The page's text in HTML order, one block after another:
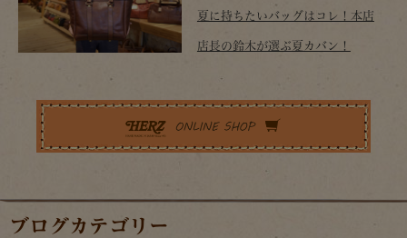
夏に持ちたいバッグはコレ！本店
店長の鈴木が選ぶ夏カバン！
ブログカテゴリー